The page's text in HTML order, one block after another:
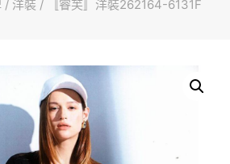
/ 洋裝 / 〚睿芙〛洋裝262164-6131F